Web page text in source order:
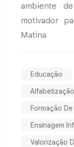
ambiente
motivador
Matina
Educação
Alfabetização
Formação
Ensinagem
Valorização